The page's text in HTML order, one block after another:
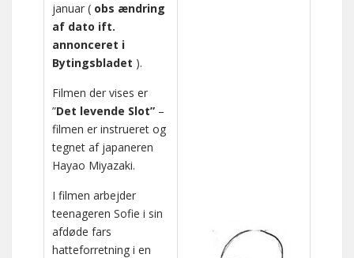
januar ( obs ændring
af dato ift.
annonceret i
Bytingsbladet ).
Filmen der vises er
”Det levende Slot” –
filmen er instrueret og
tegnet af japaneren
Hayao Miyazaki.
I filmen arbejder
teenageren Sofie i sin
afdøde fars
hatteforretning i en